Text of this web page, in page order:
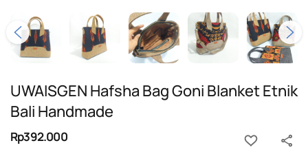
UWAISGEN Hafsha Bag Goni Blanket Etnik
Bali Handmade
Rp392.000